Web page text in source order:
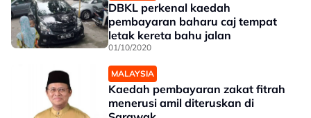
DBKL perkenal kaedah
pembayaran baharu caj tempat
letak kereta bahu jalan
01/10/2020
MALAYSIA
Kaedah pembayaran zakat fitrah
menerusi amil diteruskan di